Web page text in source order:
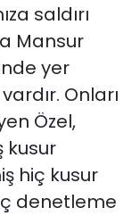
saldırı
Mansur
yer
Onları
Özel,
kusur
hiç kusur
denetleme